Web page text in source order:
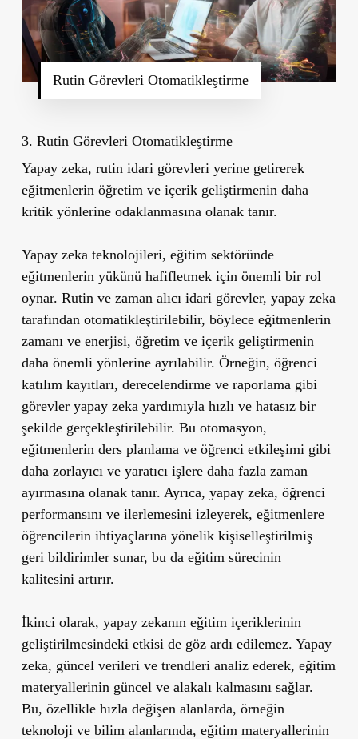
Rutin Görevleri Otomatikleştirme
3. Rutin Görevleri Otomatikleştirme
Yapay zeka, rutin idari görevleri yerine getirerek
eğitmenlerin öğretim ve içerik geliştirmenin daha
kritik yönlerine odaklanmasına olanak tanır.
Yapay zeka teknolojileri, eğitim sektöründe
eğitmenlerin yükünü hafifletmek için önemli bir rol
oynar. Rutin ve zaman alıcı idari görevler, yapay zeka
tarafından otomatikleştirilebilir, böylece eğitmenlerin
zamanı ve enerjisi, öğretim ve içerik geliştirmenin
daha önemli yönlerine ayrılabilir. Örneğin, öğrenci
katılım kayıtları, derecelendirme ve raporlama gibi
görevler yapay zeka yardımıyla hızlı ve hatasız bir
şekilde gerçekleştirilebilir. Bu otomasyon,
eğitmenlerin ders planlama ve öğrenci etkileşimi gibi
daha zorlayıcı ve yaratıcı işlere daha fazla zaman
ayırmasına olanak tanır. Ayrıca, yapay zeka, öğrenci
performansını ve ilerlemesini izleyerek, eğitmenlere
öğrencilerin ihtiyaçlarına yönelik kişiselleştirilmiş
geri bildirimler sunar, bu da eğitim sürecinin
kalitesini artırır.
İkinci olarak, yapay zekanın eğitim içeriklerinin
geliştirilmesindeki etkisi de göz ardı edilemez. Yapay
zeka, güncel verileri ve trendleri analiz ederek, eğitim
materyallerinin güncel ve alakalı kalmasını sağlar.
Bu, özellikle hızla değişen alanlarda, örneğin
teknoloji ve bilim alanlarında, eğitim materyallerinin